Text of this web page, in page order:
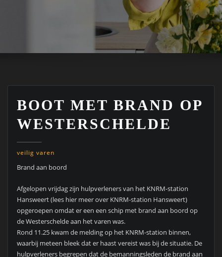
BOOT MET BRAND OP
WESTERSCHELDE
veilig varen
Brand aan boord
Afgelopen vrijdag zijn hulpverleners van het KNRM-station
Hansweert (lees hier meer over KNRM-station Hansweert)
opgeroepen omdat er een een schip met brand aan boord op
de Westerschelde aan het varen was.
Rond 11.25 kwam de melding op het KNRM-station binnen,
waarbij meteen bleek dat er haast vereist was bij de situatie. De
hulpverleners begrepen dat de bemanningsleden de brand aan